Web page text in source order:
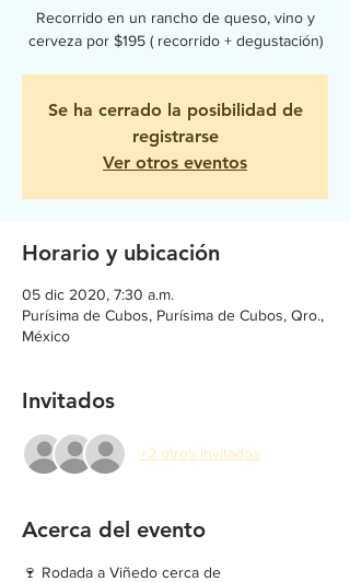
Recorrido en un rancho de queso, vino y
cerveza por $195 ( recorrido + degustación)
Se ha cerrado la posibilidad de
registrarse
Ver otros eventos
Horario y ubicación
05 dic 2020, 7:30 a.m.
Purísima de Cubos, Purísima de Cubos, Qro.,
México
Invitados
+2 otros invitados
Acerca del evento
🍷 Rodada a Viñedo cerca de